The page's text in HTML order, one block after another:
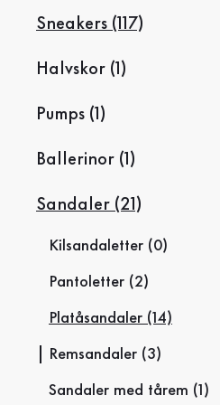
Sneakers (117)
Halvskor (1)
Pumps (1)
Ballerinor (1)
Sandaler (21)
Kilsandaletter (0)
Pantoletter (2)
Platåsandaler (14)
Remsandaler (3)
Sandaler med tårem (1)